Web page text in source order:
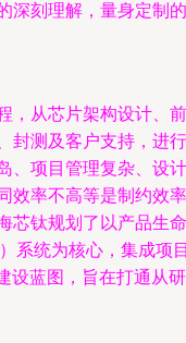
深刻理解，量身定制的
，从芯片架构设计、前
封测及客户支持，进行
、项目管理复杂、设计
效率不高等是制约效率
芯钛规划了以产品生命
系统为核心，集成项
设蓝图，旨在打通从研